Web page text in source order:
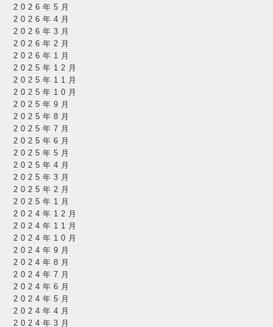
2026年5月
2026年4月
2026年3月
2026年2月
2026年1月
2025年12月
2025年11月
2025年10月
2025年9月
2025年8月
2025年7月
2025年6月
2025年5月
2025年4月
2025年3月
2025年2月
2025年1月
2024年12月
2024年11月
2024年10月
2024年9月
2024年8月
2024年7月
2024年6月
2024年5月
2024年4月
2024年3月